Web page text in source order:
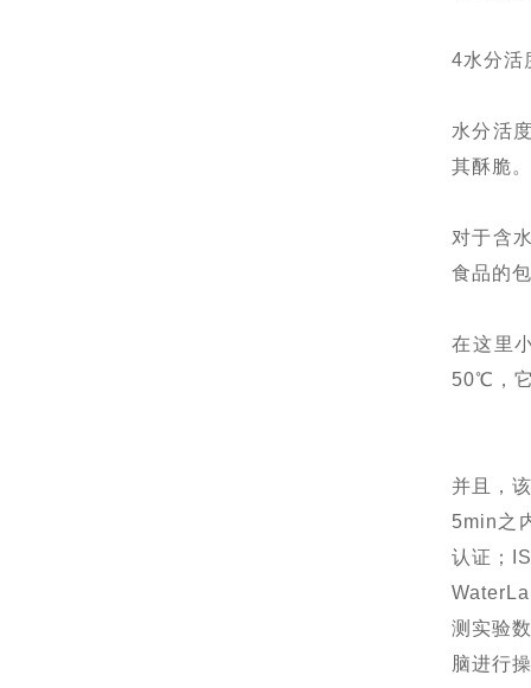
4水分活
水分活
其酥脆
对于含
食品的
在这里
50℃，
并且，
5min之
认证；
测实验
脑进行